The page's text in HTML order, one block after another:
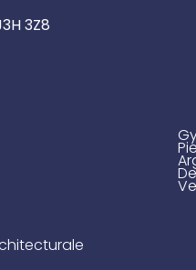
3Z8